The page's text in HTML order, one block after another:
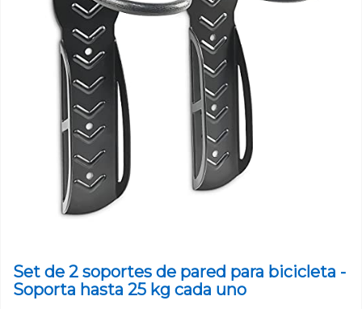
Set de 2 soportes de pared para bicicleta -
Soporta hasta 25 kg cada uno